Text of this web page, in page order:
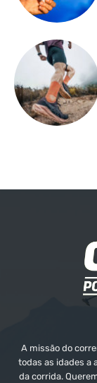
A missão do
todas as idades a
da corrida.